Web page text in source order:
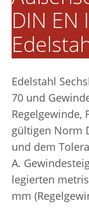
DIN EN
Edelstahl
70 und
Regelgewinde,
gültigen Norm
und dem
A.
legierten
mm